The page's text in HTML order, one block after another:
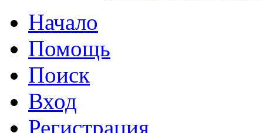
Начало
Помощь
Поиск
Вход
Регистрация